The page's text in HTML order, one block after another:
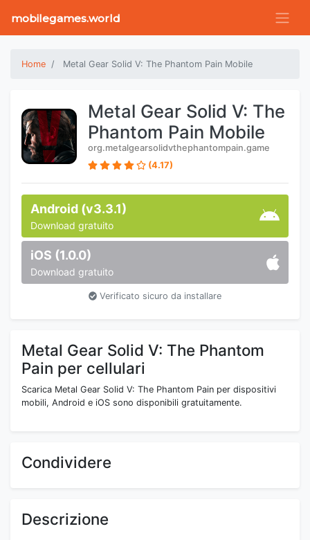
mobilegames.world
Home Metal Gear Solid V: The Phantom Pain Mobile
Metal Gear Solid V: The
Phantom Pain Mobile
org.metalgearsolidvthephantompain.game
(4.17)
Android (v3.3.1)
Download gratuito
iOS (1.0.0)
Download gratuito
Verificato sicuro da installare
Metal Gear Solid V: The Phantom
Pain per cellulari
Scarica Metal Gear Solid V: The Phantom Pain per dispositivi
mobili, Android e iOS sono disponibili gratuitamente.
Condividere
Descrizione